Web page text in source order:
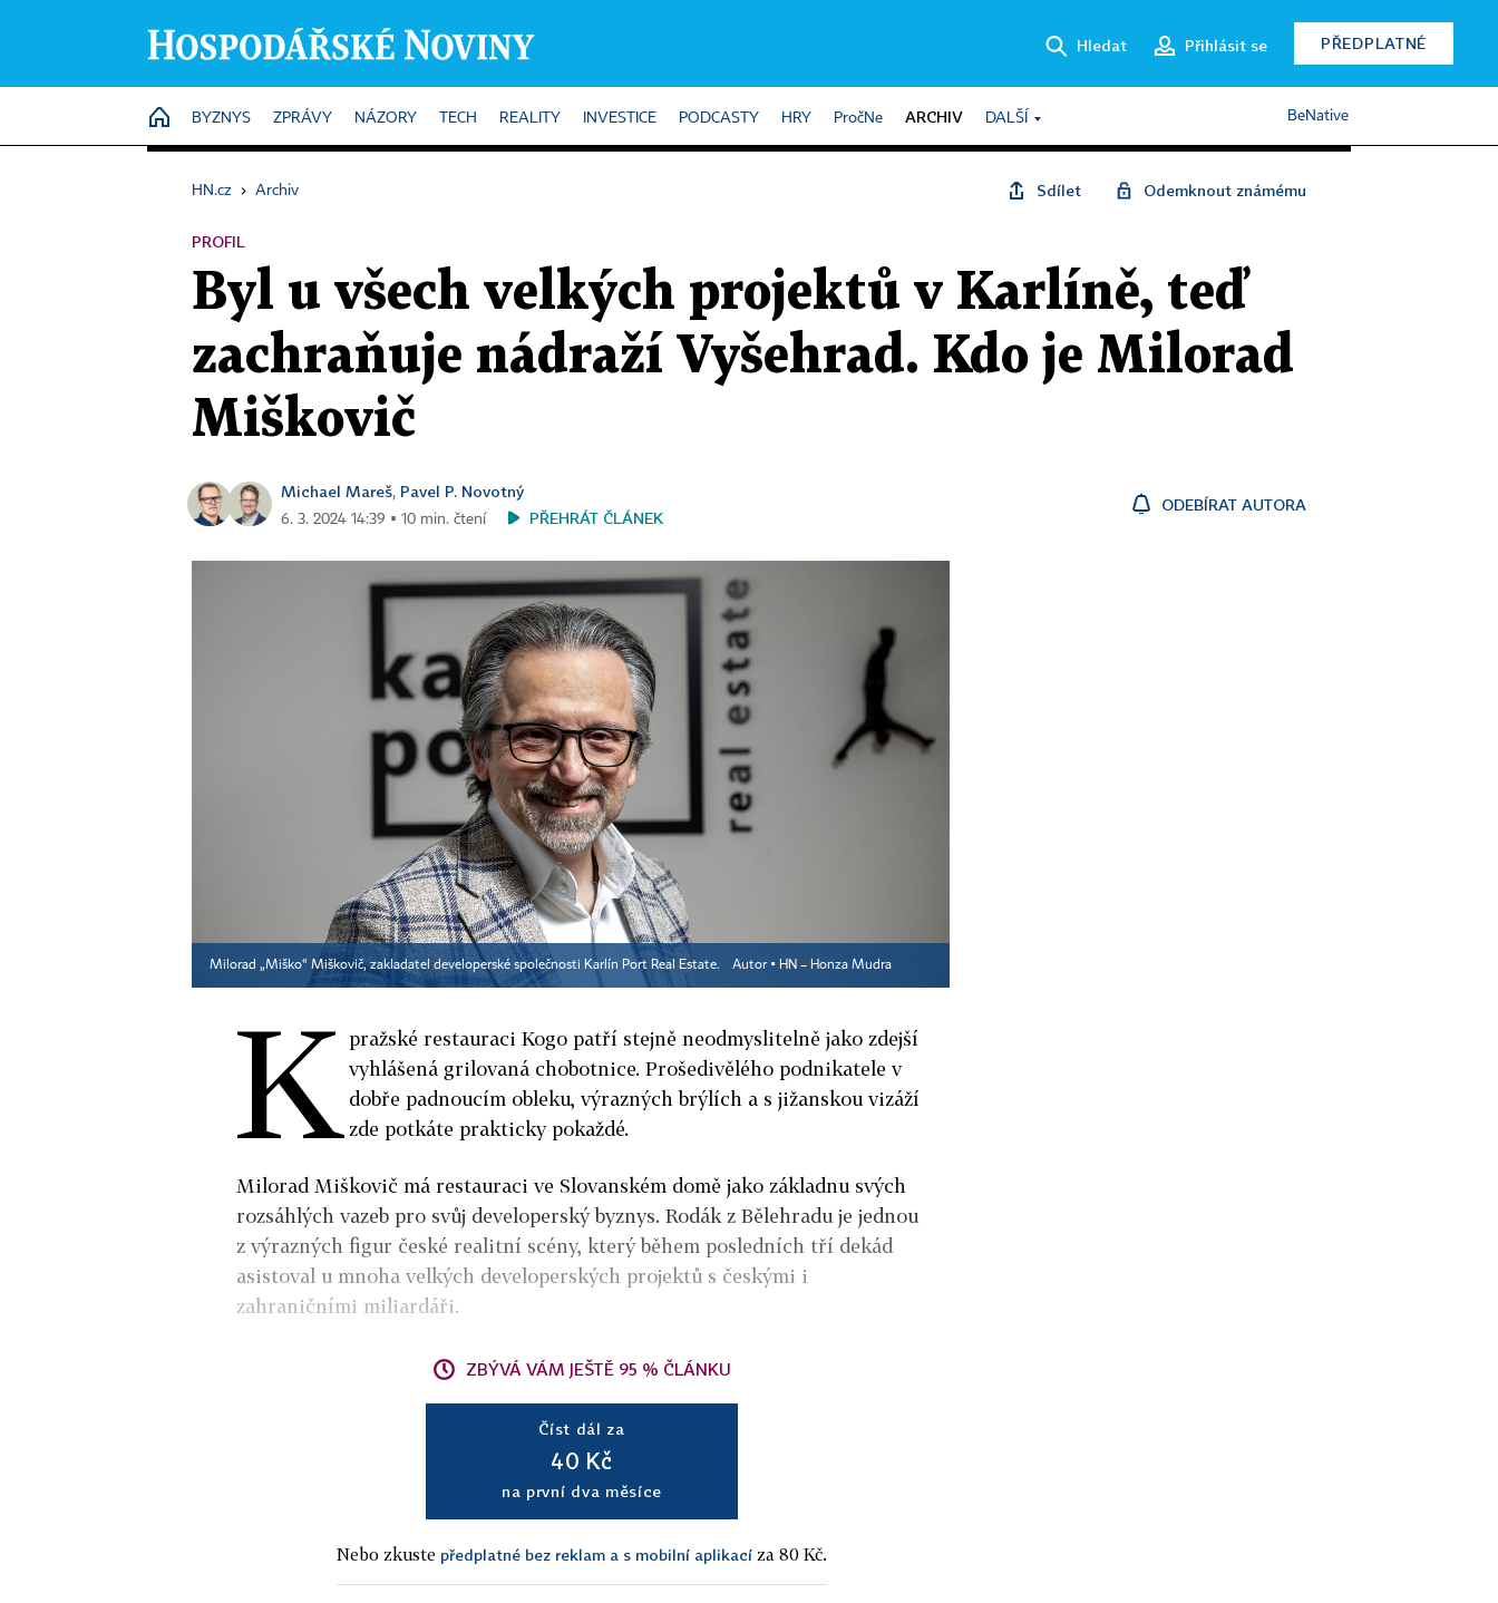
Hledat Přihlásit se PŘEDPLATNÉ
HOME
BYZNYS ZPRÁVY NÁZORY TECH REALITY INVESTICE PODCASTY HRY PročNe ARCHIV DALŠÍ BeNative
HN.cz › Archiv Sdílet Odemknout známému
PROFIL
Byl u všech velkých projektů v Karlíně, teď
zachraňuje nádraží Vyšehrad. Kdo je Milorad
Miškovič
Michael Mareš, Pavel P. Novotný
6. 3. 2024 14:39 ▪ 10 min. čtení PŘEHRÁT ČLÁNEK
ODEBÍRAT AUTORA
Milorad „Miško“ Miškovič, zakladatel developerské společnosti Karlín Port Real Estate. Autor ▪ HN – Honza Mudra
K pražské restauraci Kogo patří stejně neodmyslitelně jako zdejší
vyhlášená grilovaná chobotnice. Prošedivělého podnikatele v
dobře padnoucím obleku, výrazných brýlích a s jižanskou vizáží
zde potkáte prakticky pokaždé.
Milorad Miškovič má restauraci ve Slovanském domě jako základnu svých
rozsáhlých vazeb pro svůj developerský byznys. Rodák z Bělehradu je jednou
z výrazných figur české realitní scény, který během posledních tří dekád
asistoval u mnoha velkých developerských projektů s českými i
zahraničními miliardáři.
ZBÝVÁ VÁM JEŠTĚ 95 % ČLÁNKU
Číst dál za
40 Kč
na první dva měsíce
Nebo zkuste předplatné bez reklam a s mobilní aplikací za 80 Kč.